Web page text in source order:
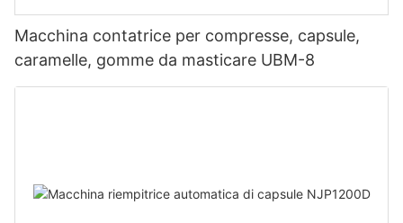
Macchina contatrice per compresse, capsule,
caramelle, gomme da masticare UBM-8